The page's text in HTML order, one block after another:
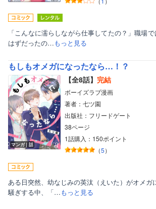
「こんなに濡らしながら仕事してたの？」職場
はずだったの…もっと見る
もしもオメガになったなら…！？
マンガ｜話
【全8話】 完結
ボーイズラブ漫画
著者：七ツ園
出版社：フリードゲート
38ページ
1話購入：150ポイント
（5）
ある日突然、幼なじみの英汰（えいた）がオメガ
騒ぎする中、「…もっと見る